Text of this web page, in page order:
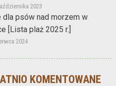
2023
dla psów nad morzem w
[Lista plaż 2025 r.]
2024
KOMENTOWANE